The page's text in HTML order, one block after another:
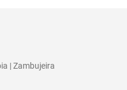
| Zambujeira